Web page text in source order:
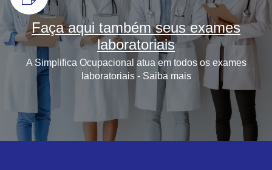
Faça aqui também seus exames
laboratoriais
A Simplifica Ocupacional atua em todos os exames
laboratoriais - Saiba mais